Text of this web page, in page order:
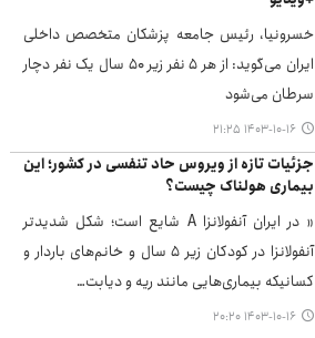
خسرونیا، رئیس جامعه پزشکان متخصص داخلی
ایران می‌گوید: از هر ۵ نفر زیر ۵۰ سال یک نفر دچار
سرطان می‌شود
۱۴۰۳-۱۰-۱۶ ۲۱:۲۵
جزئیات تازه از ویروس حاد تنفسی در کشور؛ این
بیماری هولناک چیست؟
« در ایران آنفولانزا A شایع است؛ شکل شدیدتر
آنفولانزا در کودکان زیر ۵ سال و خانم‌های باردار و
کسانیکه بیماری‌هایی مانند ریه و دیابت…
۱۴۰۳-۱۰-۱۶ ۲۰:۲۰